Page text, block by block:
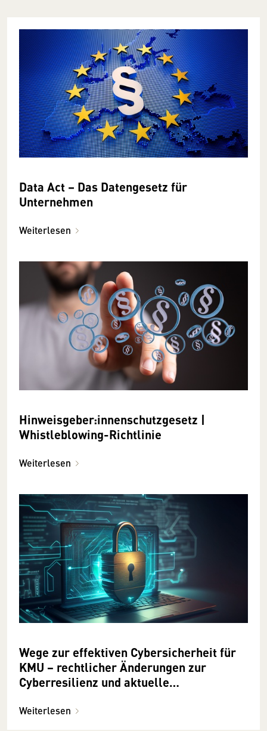
Data Act – Das Datengesetz für
Unternehmen
Weiterlesen
Hinweisgeber:innenschutzgesetz |
Whistleblowing-Richtlinie
Weiterlesen
Wege zur effektiven Cybersicherheit für
KMU − rechtlicher Änderungen zur
Cyberresilienz und aktuelle
Weiterlesen